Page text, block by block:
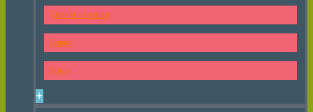
Дитячі столики
Лавки
Урни
+